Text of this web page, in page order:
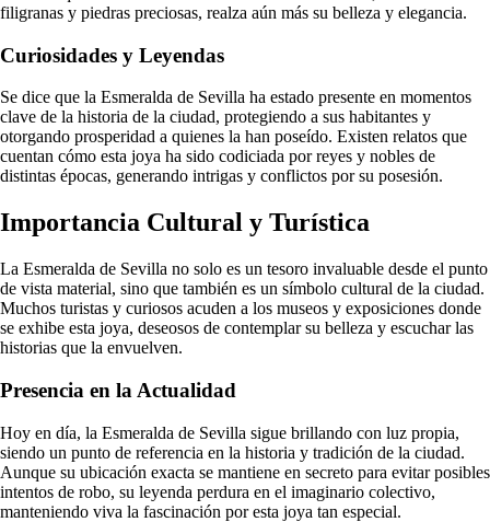
filigranas y piedras preciosas, realza aún más su belleza y elegancia.
Curiosidades y Leyendas
Se dice que la Esmeralda de Sevilla ha estado presente en momentos
clave de la historia de la ciudad, protegiendo a sus habitantes y
otorgando prosperidad a quienes la han poseído. Existen relatos que
cuentan cómo esta joya ha sido codiciada por reyes y nobles de
distintas épocas, generando intrigas y conflictos por su posesión.
Importancia Cultural y Turística
La Esmeralda de Sevilla no solo es un tesoro invaluable desde el punto
de vista material, sino que también es un símbolo cultural de la ciudad.
Muchos turistas y curiosos acuden a los museos y exposiciones donde
se exhibe esta joya, deseosos de contemplar su belleza y escuchar las
historias que la envuelven.
Presencia en la Actualidad
Hoy en día, la Esmeralda de Sevilla sigue brillando con luz propia,
siendo un punto de referencia en la historia y tradición de la ciudad.
Aunque su ubicación exacta se mantiene en secreto para evitar posibles
intentos de robo, su leyenda perdura en el imaginario colectivo,
manteniendo viva la fascinación por esta joya tan especial.